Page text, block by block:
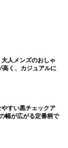
人メンズのおしゃ
く、カジュアルに
すい黒チェックア
幅が広がる定番柄で